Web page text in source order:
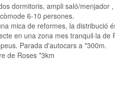
6-10 persones.
mica de reformes, la distribució
en una zona mes tranquil·la
Parada d'autocars a *300m.
de Roses *3km